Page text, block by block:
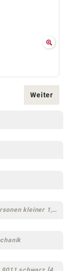
Weiter
Gasfeder Niedrig - für Personen kleiner 1,60 m